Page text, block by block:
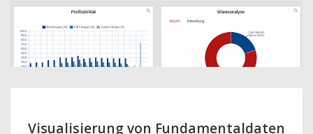
Visualisierung von Fundamentaldaten